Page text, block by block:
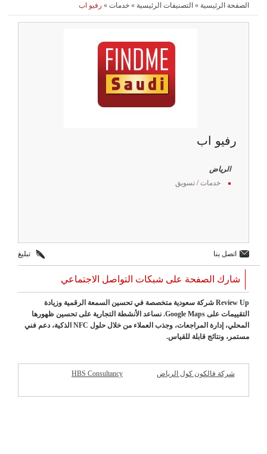
الصفحة الرئيسية » التصنيفات الرئيسية » خدمات » رفيو اب
رفيو اب
الرياض
خدمات/ تسويق
اتصل بنا تبليغ
شارك الصفحة على شبكات التواصل الاجتماعي
Review Up شركة سعودية متخصصة في تحسين السمعة الرقمية وزيادة
التقييمات على Google Maps. نساعد الأنشطة التجارية على تحسين ظهورها
المحلي، إدارة المراجعات، وجذب العملاء من خلال حلول NFC الذكية، دعم فني
مستمر، ونتائج قابلة للقياس.
شركة فالكون كول الرياض HBS Consultancy